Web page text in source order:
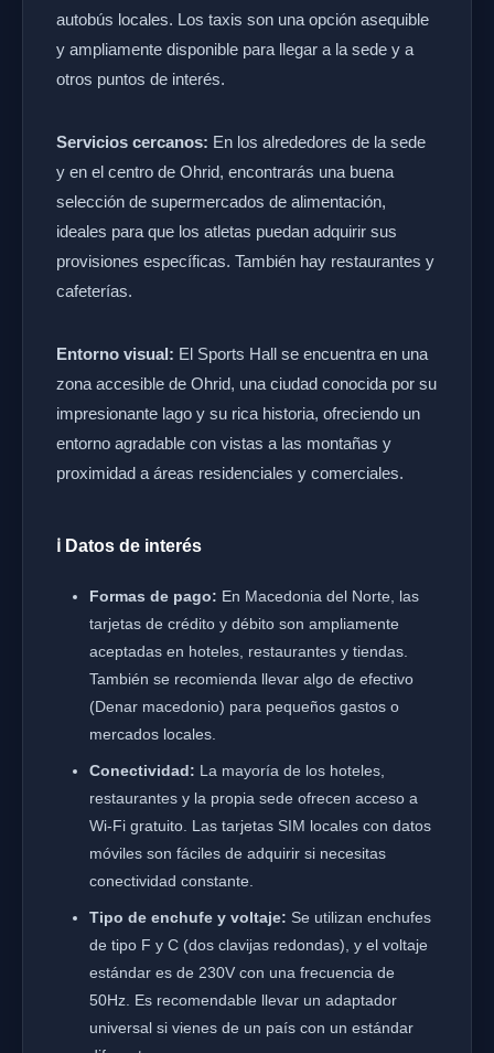
autobús locales. Los taxis son una opción asequible
y ampliamente disponible para llegar a la sede y a
otros puntos de interés.
Servicios cercanos: En los alrededores de la sede
y en el centro de Ohrid, encontrarás una buena
selección de supermercados de alimentación,
ideales para que los atletas puedan adquirir sus
provisiones específicas. También hay restaurantes y
cafeterías.
Entorno visual: El Sports Hall se encuentra en una
zona accesible de Ohrid, una ciudad conocida por su
impresionante lago y su rica historia, ofreciendo un
entorno agradable con vistas a las montañas y
proximidad a áreas residenciales y comerciales.
ℹ️ Datos de interés
Formas de pago: En Macedonia del Norte, las
tarjetas de crédito y débito son ampliamente
aceptadas en hoteles, restaurantes y tiendas.
También se recomienda llevar algo de efectivo
(Denar macedonio) para pequeños gastos o
mercados locales.
Conectividad: La mayoría de los hoteles,
restaurantes y la propia sede ofrecen acceso a
Wi-Fi gratuito. Las tarjetas SIM locales con datos
móviles son fáciles de adquirir si necesitas
conectividad constante.
Tipo de enchufe y voltaje: Se utilizan enchufes
de tipo F y C (dos clavijas redondas), y el voltaje
estándar es de 230V con una frecuencia de
50Hz. Es recomendable llevar un adaptador
universal si vienes de un país con un estándar